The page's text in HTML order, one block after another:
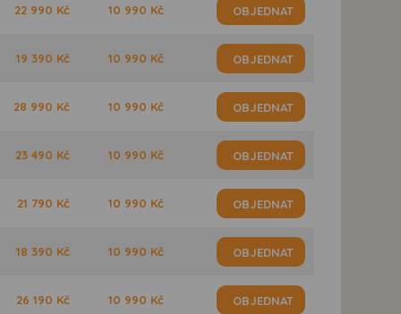
22 990 Kč 10 990 Kč OBJEDNAT
19 390 Kč 10 990 Kč OBJEDNAT
28 990 Kč 10 990 Kč OBJEDNAT
23 490 Kč 10 990 Kč OBJEDNAT
21 790 Kč 10 990 Kč OBJEDNAT
18 390 Kč 10 990 Kč OBJEDNAT
26 190 Kč 10 990 Kč OBJEDNAT